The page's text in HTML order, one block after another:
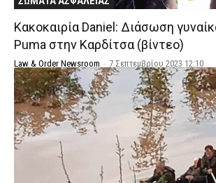
Κακοκαιρία Daniel: Διάσωση
Puma στην Καρδίτσα (βίντεο)
Law & Order Newsroom - 7 Σεπτεμβρίου 2023 12:10